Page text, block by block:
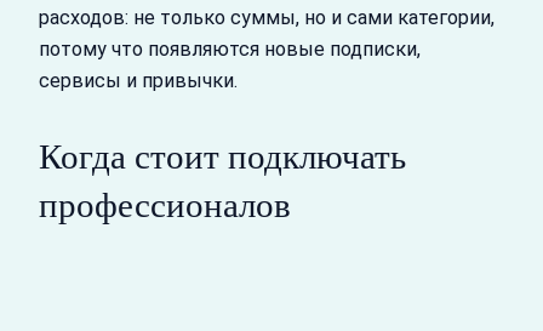
расходов: не только суммы, но и сами категории,
потому что появляются новые подписки,
сервисы и привычки.
Когда стоит подключать
профессионалов